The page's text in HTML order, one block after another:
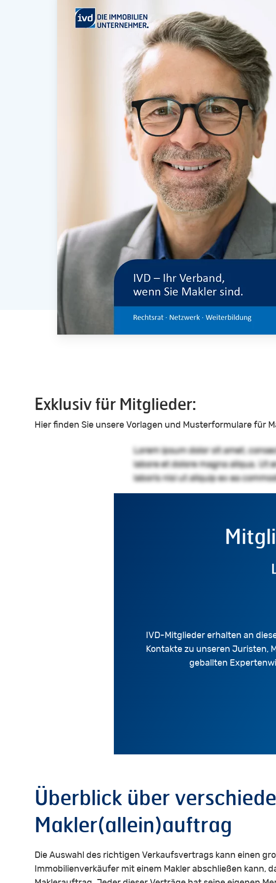
Exklusiv für Mitglieder:
Hier finden Sie unsere Vorlagen und Musterformulare für
Lorem ipsum dolor sit amet,
labore et dolore magna aliqua. Ut
laboris nisi ut aliquip ex ea
IVD-Mitglieder erhalten an
Kontakte zu unseren Juristen,
geballten
Überblick über
Makler(allein)auftrag
Die Auswahl des richtigen Verkaufsvertrags kann einen
Immobilienverkäufer mit einem Makler abschließen